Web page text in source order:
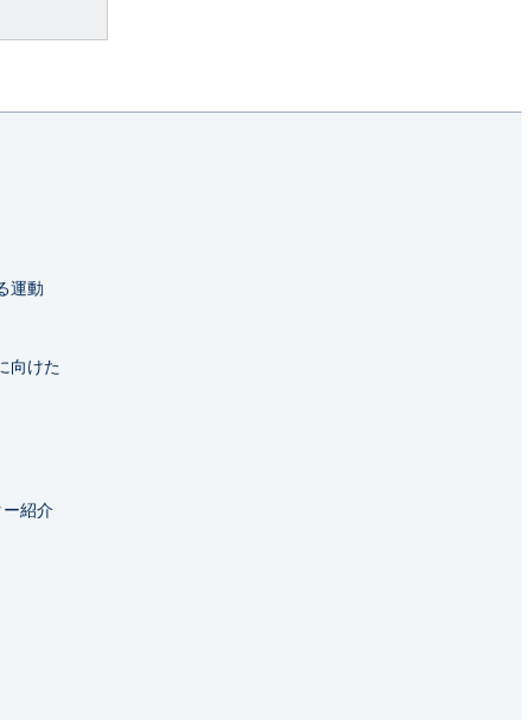
運動
向けた
紹介